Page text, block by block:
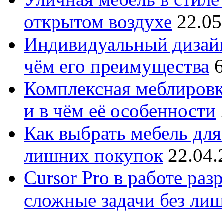
открытом воздухе
Индивидуальный
чём его преимущества
Комплексная
и в чём её особенности
Как выбрать мебель
лишних покупок
Cursor Pro в работе
сложные задачи без